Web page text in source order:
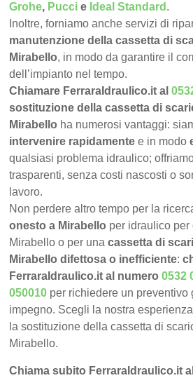
Grohe, Pucci e Ideal Standard .
Inoltre, forniamo anche servizi di
manutenzione della cassetta di
Mirabello, in modo da garantire il
dell’impianto nel tempo.
Chiamare FerraraIdraulico.it al
sostituzione della cassetta di
Mirabello ha numerosi vantaggi:
intervenire rapidamente e in modo
qualsiasi problema idraulico;
trasparenti, senza costi nascosti o
lavoro.
Non perdere altro tempo per la
onesto a Mirabello per idraulico
Mirabello o per unacassetta di
Mirabello difettosa o inefficiente:
FerraraIdraulico.it al numero0532
050010 per richiedere un preventivo
impegno. Scegli la nostra
la sostituzione della cassetta di
Mirabello.
Chiama subito FerraraIdraulico.it